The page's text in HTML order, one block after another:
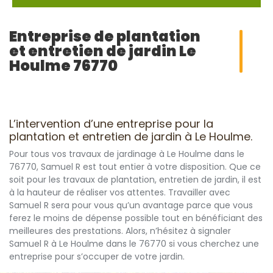
Entreprise de plantation
et entretien de jardin Le
Houlme 76770
L’intervention d’une entreprise pour la
plantation et entretien de jardin à Le Houlme.
Pour tous vos travaux de jardinage à Le Houlme dans le
76770, Samuel R est tout entier à votre disposition. Que ce
soit pour les travaux de plantation, entretien de jardin, il est
à la hauteur de réaliser vos attentes. Travailler avec
Samuel R sera pour vous qu’un avantage parce que vous
ferez le moins de dépense possible tout en bénéficiant des
meilleures des prestations. Alors, n’hésitez à signaler
Samuel R à Le Houlme dans le 76770 si vous cherchez une
entreprise pour s’occuper de votre jardin.